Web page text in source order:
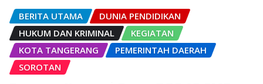
BERITA UTAMA
DUNIA PENDIDIKAN
HUKUM DAN KRIMINAL
KEGIATAN
KOTA TANGERANG
PEMERINTAH DAERAH
SOROTAN